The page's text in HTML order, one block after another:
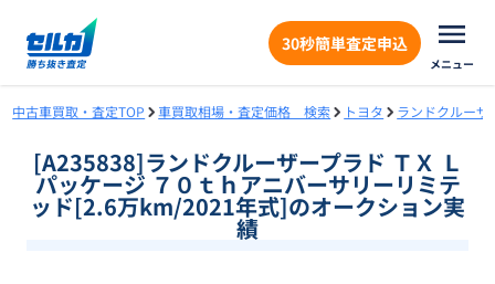
30秒簡単査定申込
メニュー
中古車買取・査定TOP 車買取相場・査定価格 検索 トヨタ ランドクルーザ
[A235838]ランドクルーザープラド ＴＸ Ｌ
パッケージ ７０ｔｈアニバーサリーリミテ
ッド[2.6万km/2021年式]のオークション実
績